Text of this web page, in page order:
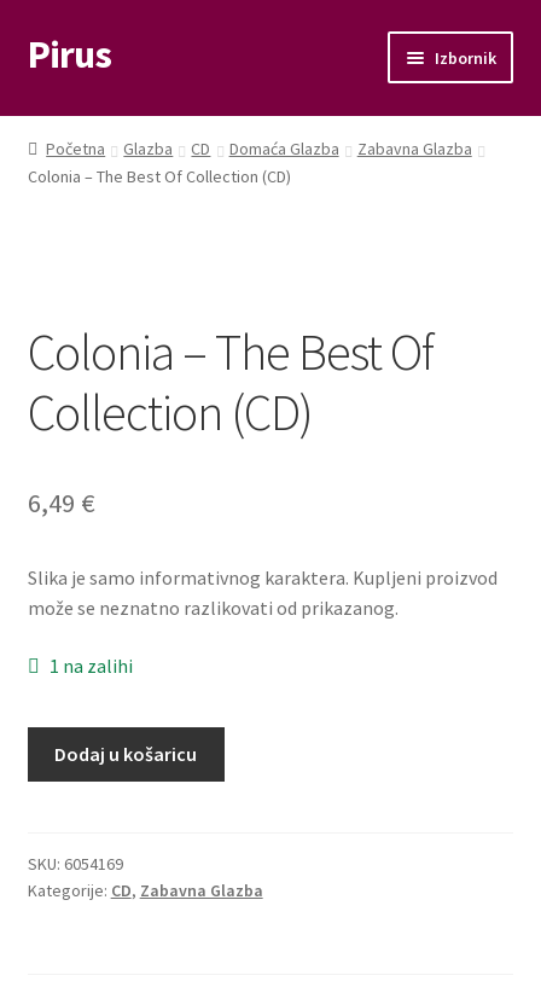
Preskoči
na
Skoči
do
Pirus Izbornik
Glazba
Film
Moj račun
Naplata
Košarica
Kontakt
Početna Glazba CD Domaća Glazba
Zabavna Glazba
Colonia – The Best Of Collection (CD)
Colonia – The Best Of
Collection (CD)
6,49 €
Slika je samo informativnog karaktera. Kupljeni proizvod
može se neznatno razlikovati od prikazanog.
1 na zalihi
Of
Collection
Dodaj u košaricu
SKU: 6054169
Kategorije: CD, Zabavna Glazba